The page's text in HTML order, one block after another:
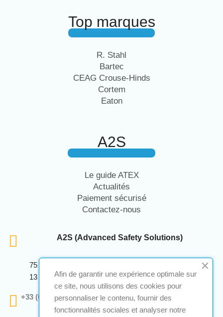
Top marques
R. Stahl
Bartec
CEAG Crouse-Hinds
Cortem
Eaton
A2S
Le guide ATEX
Actualités
Paiement sécurisé
Contactez-nous
A2S (Advanced Safety Solutions)
75 Avenue Marcellin Berthelot Anthelios Bâtiment E
13 290 Aix En Provence
+33 (0)4 12 28 00 69
Afin de garantir une expérience optimale sur
ce site, nous utilisons des cookies pour
personnaliser le contenu, fournir des
fonctionnalités sociales et analyser notre